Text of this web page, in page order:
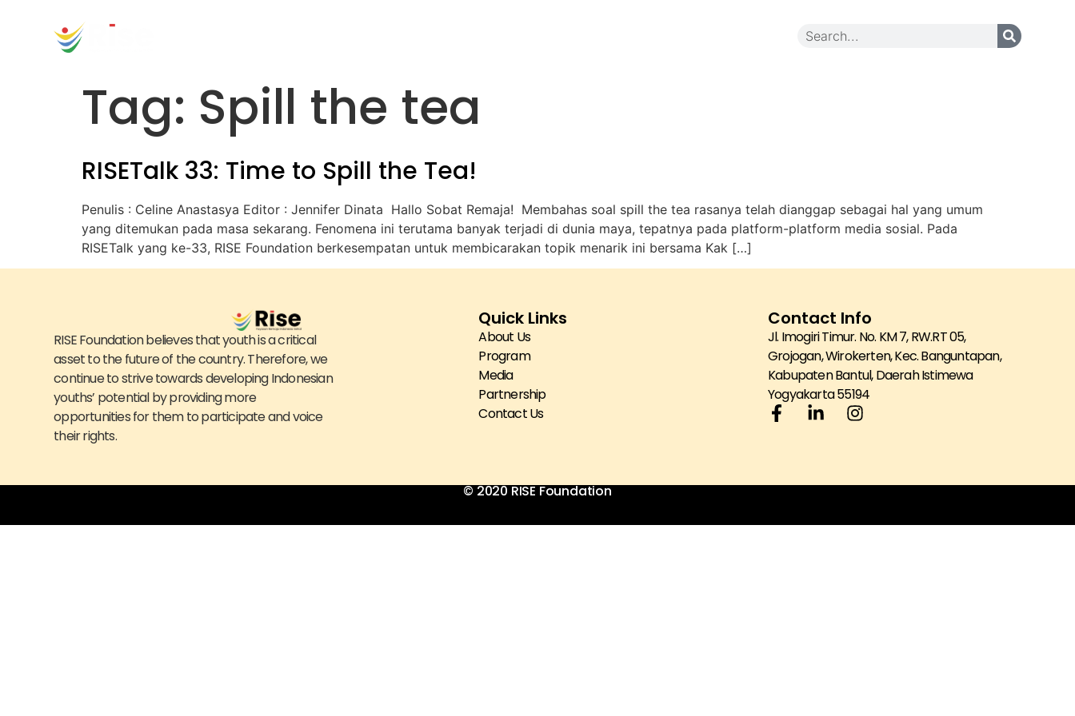
content
Tag: Spill the tea
RISETalk 33: Time to Spill the Tea!
Penulis : Celine Anastasya Editor : Jennifer Dinata Hallo Sobat Remaja! Membahas soal spill the tea rasanya telah dianggap sebagai hal yang umum
yang ditemukan pada masa sekarang. Fenomena ini terutama banyak terjadi di dunia maya, tepatnya pada platform-platform media sosial. Pada
RISETalk yang ke-33, RISE Foundation berkesempatan untuk membicarakan topik menarik ini bersama Kak […]
RISE Foundation believes that youth is a critical
asset to the future of the country. Therefore, we
continue to strive towards developing Indonesian
youths’ potential by providing more
opportunities for them to participate and voice
their rights.
Quick Links
About Us
Program
Media
Partnership
Contact Us
Contact Info
Jl. Imogiri Timur. No. KM 7, RW.RT 05,
Grojogan, Wirokerten, Kec. Banguntapan,
Kabupaten Bantul, Daerah Istimewa
Yogyakarta 55194
© 2020 RISE Foundation